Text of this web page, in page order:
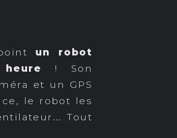
un robot
! Son
et un GPS
le robot les
Tout